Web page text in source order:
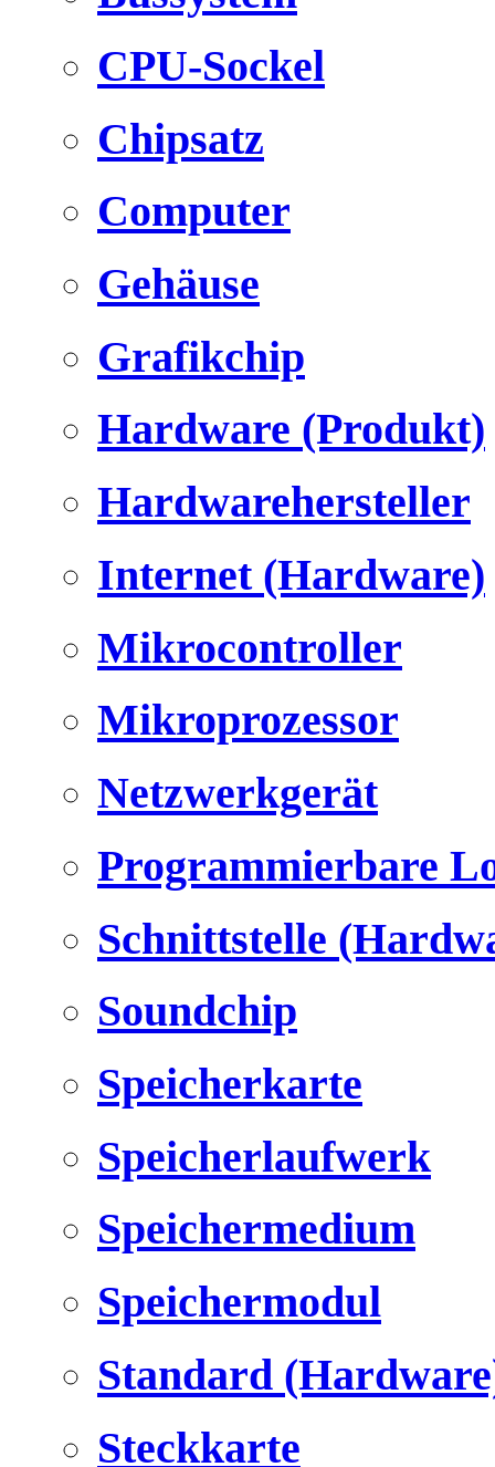
CPU-Sockel
Chipsatz
Computer
Gehäuse
Grafikchip
Hardware (Produkt)
Hardwarehersteller
Internet (Hardware)
Mikrocontroller
Mikroprozessor
Netzwerkgerät
Programmierbare
Schnittstelle
Soundchip
Speicherkarte
Speicherlaufwerk
Speichermedium
Speichermodul
Standard
Steckkarte